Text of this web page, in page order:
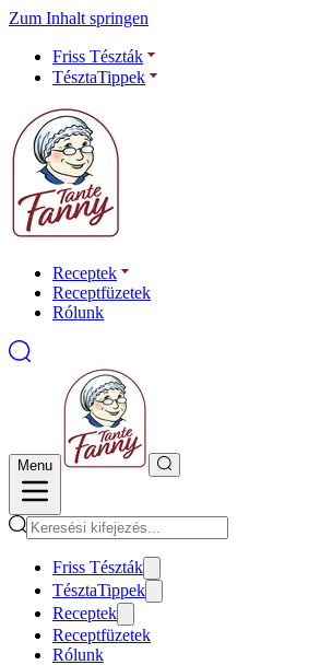
Zum Inhalt springen
Friss Tészták
TésztaTippek
Receptek
Receptfüzetek
Rólunk
Menu
Friss Tészták
TésztaTippek
Receptek
Receptfüzetek
Rólunk